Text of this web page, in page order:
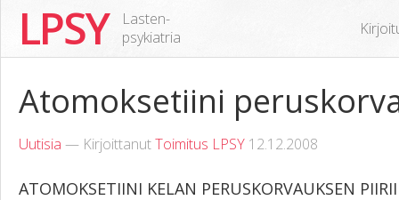
LPSY
Lasten-
psykiatria
Atomoksetiini
Uutisia — KirjoittanutToimitus LPSY 12.12.2008
ATOMOKSETIINI KELAN PERUSKORVAUKSEN